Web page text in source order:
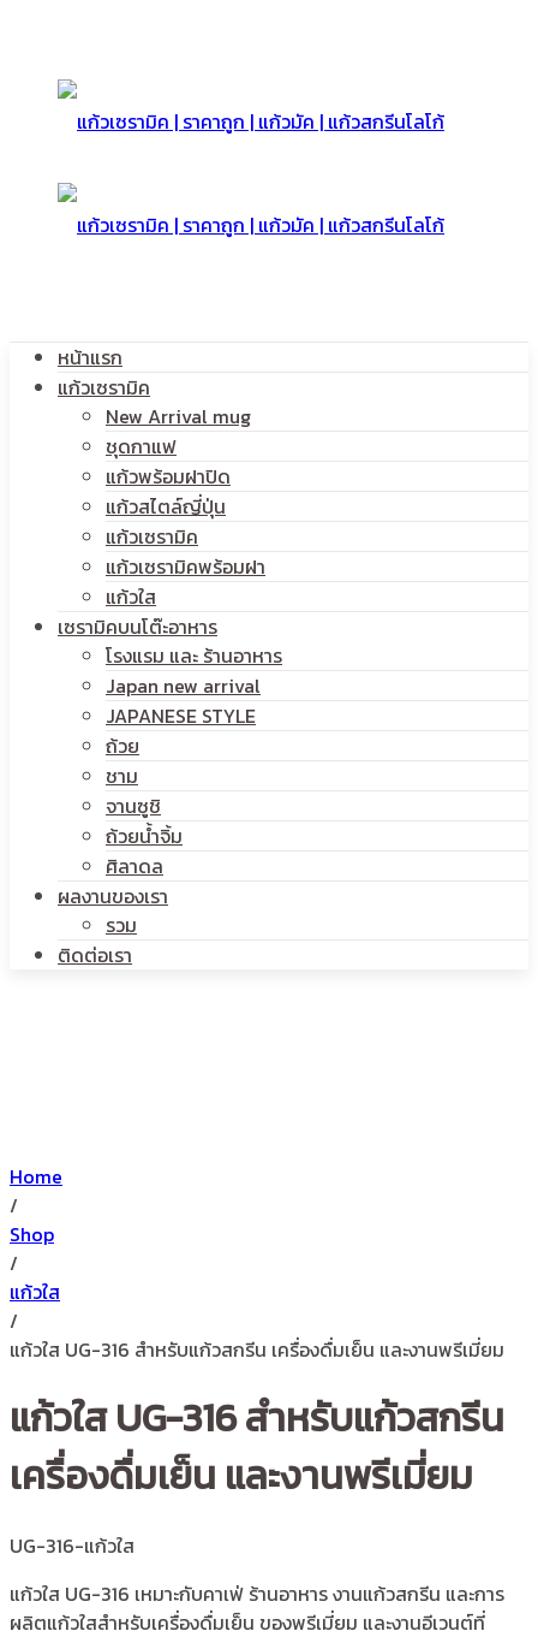
หน้าแรก
แก้วเซรามิค
New Arrival mug
ชุดกาแฟ
แก้วพร้อมฝาปิด
แก้วสไตล์ญี่ปุ่น
แก้วเซรามิค
แก้วเซรามิคพร้อมฝา
แก้วใส
เซรามิคบนโต๊ะอาหาร
โรงแรม และ ร้านอาหาร
Japan new arrival
JAPANESE STYLE
ถ้วย
ชาม
จานซูชิ
ถ้วยน้ำจิ้ม
ศิลาดล
ผลงานของเรา
รวม
ติดต่อเรา
Home
/
Shop
/
แก้วใส
/
แก้วใส UG-316 สำหรับแก้วสกรีน เครื่องดื่มเย็น และงานพรีเมี่ยม
แก้วใส UG-316 สำหรับแก้วสกรีน
เครื่องดื่มเย็น และงานพรีเมี่ยม
UG-316-แก้วใส
แก้วใส UG-316 เหมาะกับคาเฟ่ ร้านอาหาร งานแก้วสกรีน และการ
ผลิตแก้วใสสำหรับเครื่องดื่มเย็น ของพรีเมี่ยม และงานอีเวนต์ที่